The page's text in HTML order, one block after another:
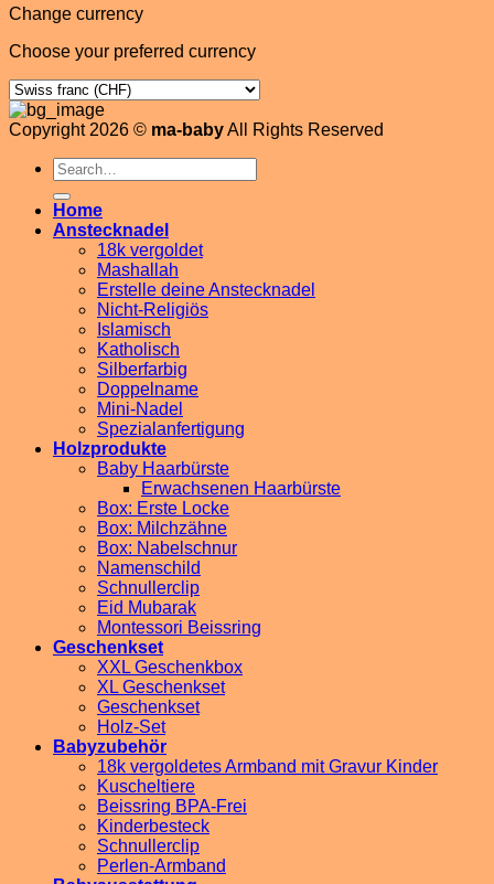
Change currency
Choose your preferred currency
Copyright 2026 © ma-babyAll Rights Reserved
Search
for:
Home
Anstecknadel
18k vergoldet
Mashallah
Erstelle deine Anstecknadel
Nicht-Religiös
Islamisch
Katholisch
Silberfarbig
Doppelname
Mini-Nadel
Spezialanfertigung
Holzprodukte
Baby Haarbürste
Erwachsenen Haarbürste
Box: Erste Locke
Box: Milchzähne
Box: Nabelschnur
Namenschild
Schnullerclip
Eid Mubarak
Montessori Beissring
Geschenkset
XXL Geschenkbox
XL Geschenkset
Geschenkset
Holz-Set
Babyzubehör
18k vergoldetes Armband mit Gravur Kinder
Kuscheltiere
Beissring BPA-Frei
Kinderbesteck
Schnullerclip
Perlen-Armband